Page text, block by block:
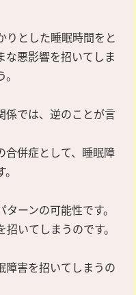
りとした睡眠時間をと
な悪影響を招いてしま
係では、逆のことが言
合併症として、睡眠障
ーンの可能性です。
いてしまうのです。
障害を招いてしまうの